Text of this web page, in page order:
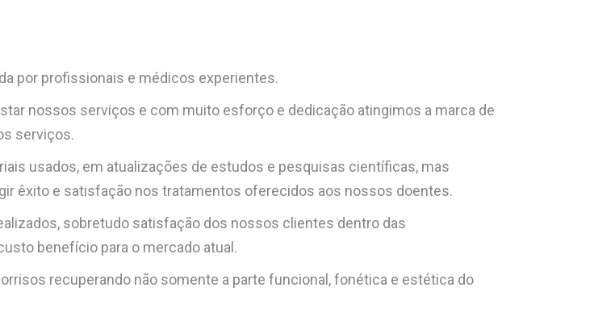
por profissionais e médicos experientes.
nossos serviços e com muito esforço e dedicação atingimos a marca de
serviços.
usados, em atualizações de estudos e pesquisas científicas, mas
êxito e satisfação nos tratamentos oferecidos aos nossos doentes.
sobretudo satisfação dos nossos clientes dentro das
benefício para o mercado atual.
recuperando não somente a parte funcional, fonética e estética do